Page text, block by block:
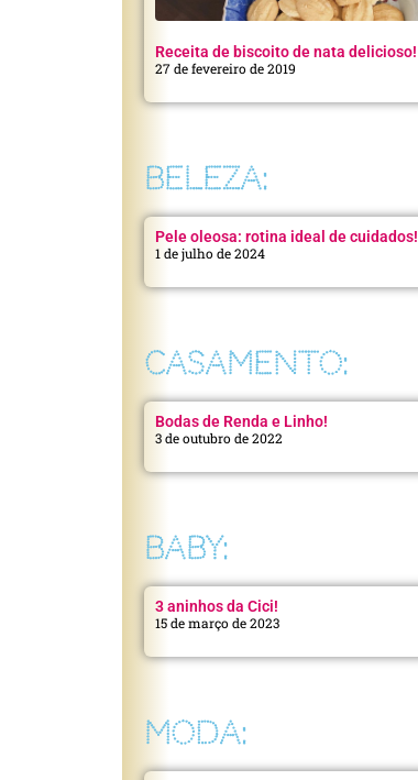
Receita de biscoito de nata delicioso!
27 de fevereiro de 2019
BELEZA:
Pele oleosa: rotina ideal de cuidados!
1 de julho de 2024
CASAMENTO:
Bodas de Renda e Linho!
3 de outubro de 2022
BABY:
3 aninhos da Cici!
15 de março de 2023
MODA: